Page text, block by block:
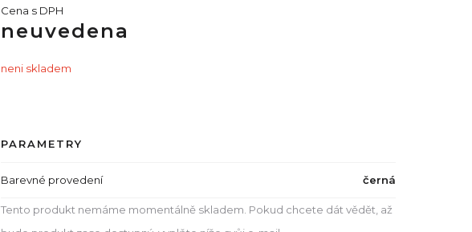
Cena s DPH
neuvedena
neni skladem
PARAMETRY
Barevné provedení černá
Tento produkt nemáme momentálně skladem. Pokud chcete dát vědět, až